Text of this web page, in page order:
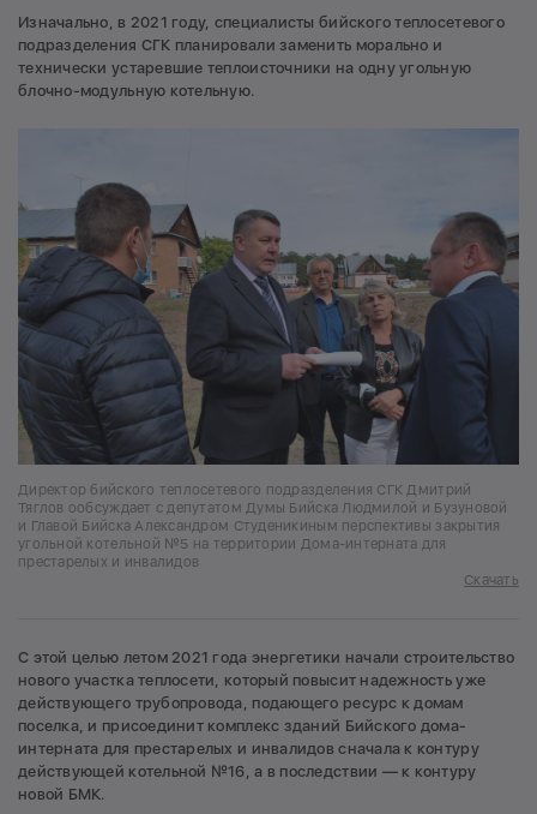
Изначально, в 2021 году, специалисты бийского теплосетевого
подразделения СГК планировали заменить морально и
технически устаревшие теплоисточники на одну угольную
блочно-модульную котельную.
Директор бийского теплосетевого подразделения СГК Дмитрий
Тяглов ообсуждает с депутатом Думы Бийска Людмилой и Бузуновой
и Главой Бийска Александром Студеникиным перспективы закрытия
угольной котельной №5 на территории Дома-интерната для
престарелых и инвалидов
Скачать
С этой целью летом 2021 года энергетики начали строительство
нового участка теплосети, который повысит надежность уже
действующего трубопровода, подающего ресурс к домам
поселка, и присоединит комплекс зданий Бийского дома-
интерната для престарелых и инвалидов сначала к контуру
действующей котельной №16, а в последствии — к контуру
новой БМК.